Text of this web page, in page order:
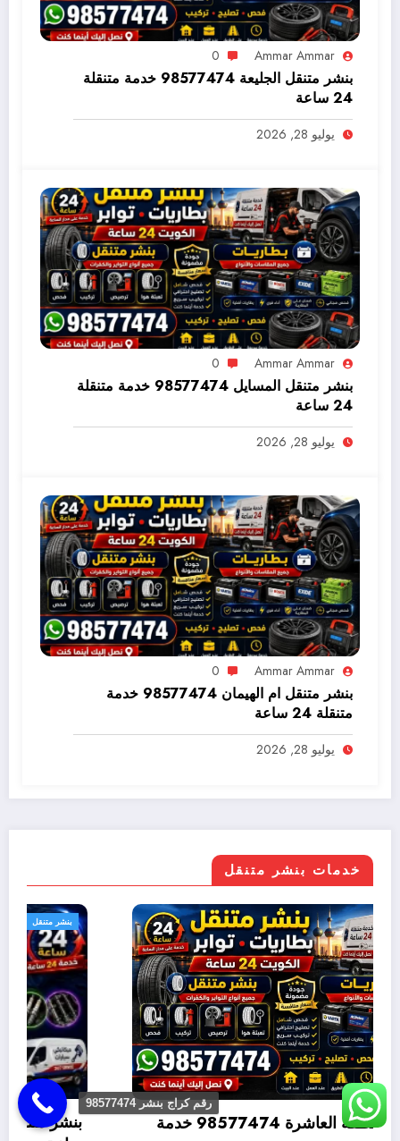
Ammar Ammar
0
بنشر متنقل الجليعة 98577474 خدمة متنقلة
24 ساعة
يوليو 28, 2026
Ammar Ammar
0
بنشر متنقل المسايل 98577474 خدمة متنقلة
24 ساعة
يوليو 28, 2026
Ammar Ammar
0
بنشر متنقل ام الهيمان 98577474 خدمة
متنقلة 24 ساعة
يوليو 28, 2026
خدمات بنشر متنقل
بنشر متنقل
بنشر متنقل القصور 98577474 خدمة متنقلة 24
رقم كراج بنشر 98577474